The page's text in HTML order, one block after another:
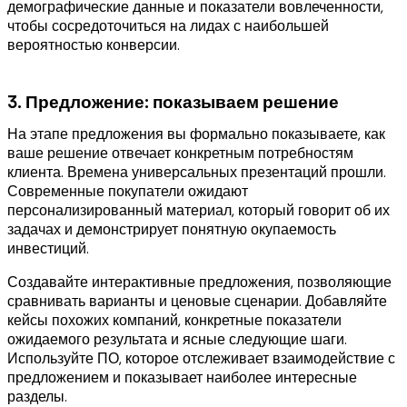
демографические данные и показатели вовлеченности,
чтобы сосредоточиться на лидах с наибольшей
вероятностью конверсии.
3. Предложение: показываем решение
На этапе предложения вы формально показываете, как
ваше решение отвечает конкретным потребностям
клиента. Времена универсальных презентаций прошли.
Современные покупатели ожидают
персонализированный материал, который говорит об их
задачах и демонстрирует понятную окупаемость
инвестиций.
Создавайте интерактивные предложения, позволяющие
сравнивать варианты и ценовые сценарии. Добавляйте
кейсы похожих компаний, конкретные показатели
ожидаемого результата и ясные следующие шаги.
Используйте ПО, которое отслеживает взаимодействие с
предложением и показывает наиболее интересные
разделы.